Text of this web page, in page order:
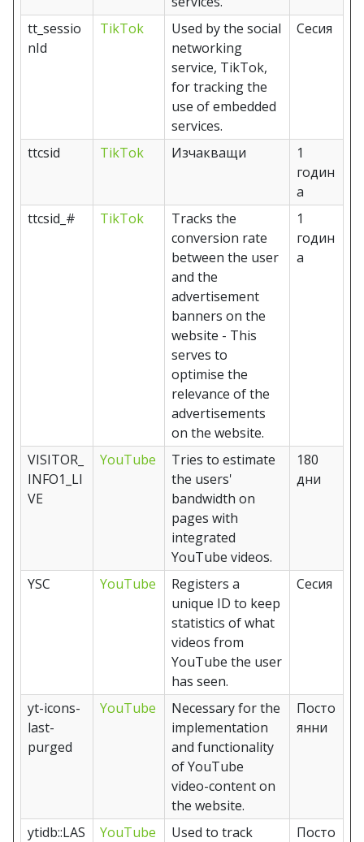
tt_sessio
nId
TikTok
Used by the social
networking
service, TikTok,
for tracking the
use of embedded
services.
Сесия
ttcsid TikTok Изчакващи
1
годин
а
ttcsid_#
TikTok
Tracks the
conversion rate
between the user
and the
advertisement
banners on the
website - This
serves to
optimise the
relevance of the
advertisements
on the website.
1
годин
а
VISITOR_
INFO1_LI
VE
YouTube
Tries to estimate
the users'
bandwidth on
pages with
integrated
YouTube videos.
180
дни
YSC YouTube
Registers a
unique ID to keep
statistics of what
videos from
YouTube the user
has seen.
Сесия
yt-icons-
last-
purged
YouTube
Necessary for the
implementation
and functionality
of YouTube
video-content on
the website.
Посто
янни
ytidb::LAS
YouTube
Used to track
Посто